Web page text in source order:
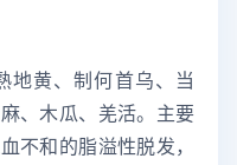
地黄、制何首乌、当
、木瓜、羌活。主要
不和的脂溢性脱发，